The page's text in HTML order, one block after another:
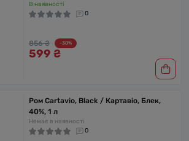
В наявності
0
856 ₴ -30%
599 ₴
Ром Cartavio, Black / Картавіо, Блек,
40%, 1 л
Немає в наявності
0